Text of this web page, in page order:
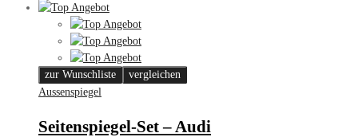
zur Wunschliste
vergleichen
Aussenspiegel
Seitenspiegel-Set – Audi